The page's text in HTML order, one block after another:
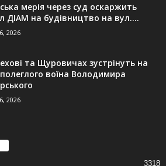
мерія через суд оскаржить
ДІАМ на будівництво на вул....
2026
та Щуровичах зустрінуть на
воїна Володимира
2026
3318